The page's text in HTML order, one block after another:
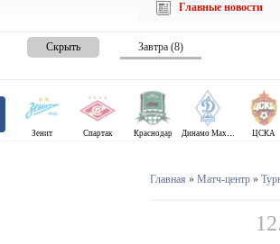
Главные новости
Скрыть Завтра (8)
Зенит Спартак Краснодар Динамо Махачкала ЦСКА
Главная » Матч-центр»